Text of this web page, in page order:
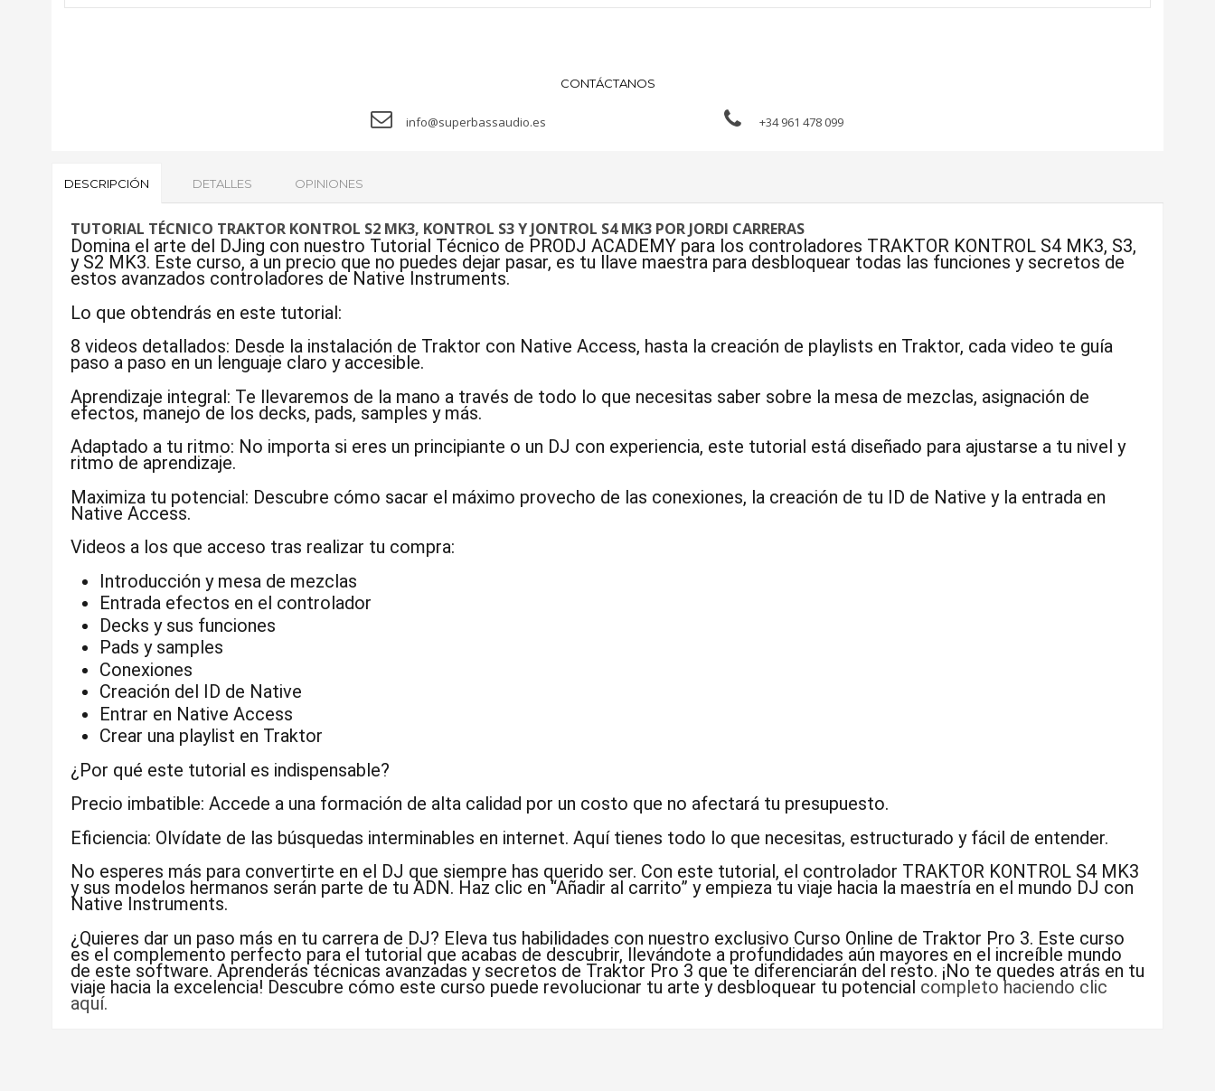
CONTÁCTANOS
info@superbassaudio.es +34 961 478 099
DESCRIPCIÓN DETALLES OPINIONES
TUTORIAL TÉCNICO TRAKTOR KONTROL S2 MK3, KONTROL S3 Y JONTROL S4 MK3 POR JORDI CARRERAS
Domina el arte del DJing con nuestro Tutorial Técnico de PRODJ ACADEMY para los controladores TRAKTOR KONTROL S4 MK3, S3,
y S2 MK3. Este curso, a un precio que no puedes dejar pasar, es tu llave maestra para desbloquear todas las funciones y secretos de
estos avanzados controladores de Native Instruments.
Lo que obtendrás en este tutorial:
8 videos detallados: Desde la instalación de Traktor con Native Access, hasta la creación de playlists en Traktor, cada video te guía
paso a paso en un lenguaje claro y accesible.
Aprendizaje integral: Te llevaremos de la mano a través de todo lo que necesitas saber sobre la mesa de mezclas, asignación de
efectos, manejo de los decks, pads, samples y más.
Adaptado a tu ritmo: No importa si eres un principiante o un DJ con experiencia, este tutorial está diseñado para ajustarse a tu nivel y
ritmo de aprendizaje.
Maximiza tu potencial: Descubre cómo sacar el máximo provecho de las conexiones, la creación de tu ID de Native y la entrada en
Native Access.
Videos a los que acceso tras realizar tu compra:
Introducción y mesa de mezclas
Entrada efectos en el controlador
Decks y sus funciones
Pads y samples
Conexiones
Creación del ID de Native
Entrar en Native Access
Crear una playlist en Traktor
¿Por qué este tutorial es indispensable?
Precio imbatible: Accede a una formación de alta calidad por un costo que no afectará tu presupuesto.
Eficiencia: Olvídate de las búsquedas interminables en internet. Aquí tienes todo lo que necesitas, estructurado y fácil de entender.
No esperes más para convertirte en el DJ que siempre has querido ser. Con este tutorial, el controlador TRAKTOR KONTROL S4 MK3
y sus modelos hermanos serán parte de tu ADN. Haz clic en “Añadir al carrito” y empieza tu viaje hacia la maestría en el mundo DJ con
Native Instruments.
¿Quieres dar un paso más en tu carrera de DJ? Eleva tus habilidades con nuestro exclusivo Curso Online de Traktor Pro 3. Este curso
es el complemento perfecto para el tutorial que acabas de descubrir, llevándote a profundidades aún mayores en el increíble mundo
de este software. Aprenderás técnicas avanzadas y secretos de Traktor Pro 3 que te diferenciarán del resto. ¡No te quedes atrás en tu
viaje hacia la excelencia! Descubre cómo este curso puede revolucionar tu arte y desbloquear tu potencial completo haciendo clic
aquí.